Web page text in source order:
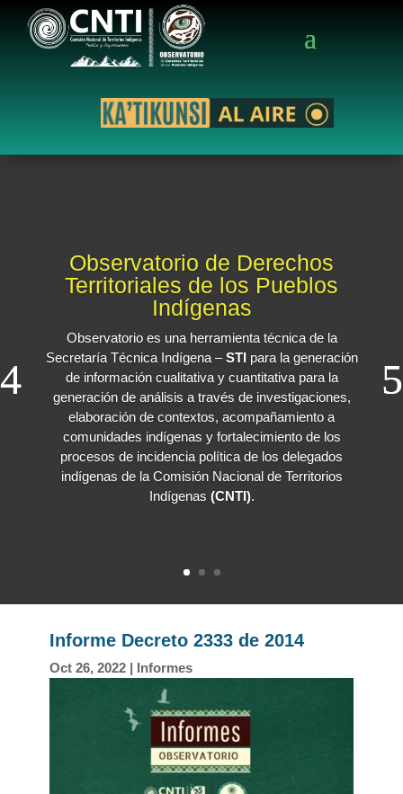
Observatorio de Derechos
Territoriales de los Pueblos
Indígenas
Observatorio es una herramienta técnica de la
Secretaría Técnica Indígena –STIpara la generación
de información cualitativa y cuantitativa para la
generación de análisis a través de investigaciones,
elaboración de contextos, acompañamiento a
comunidades indígenas y fortalecimiento de los
procesos de incidencia política de los delegados
indígenas de la Comisión Nacional de Territorios
Indígenas (CNTI).
Informe Decreto 2333 de 2014
Oct 26, 2022| Informes